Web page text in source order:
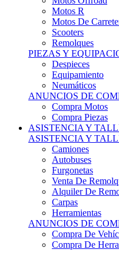
Motos R
Motos De
Scooters
Remolques
PIEZAS Y
Despieces
Equipamiento
Neumáticos
ANUNCIOS DE
Compra Motos
Compra Piezas
ASISTENCIA Y
ASISTENCIA Y
Camiones
Autobuses
Furgonetas
Venta De
Alquiler De
Carpas
Herramientas
ANUNCIOS DE
Compra De
Compra De